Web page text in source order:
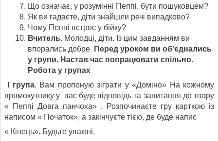
Що означає, у розумінні Пеппі, бути пошуковцем?
Як ви гадаєте, діти знайшли речі випадково?
Чому Пеппі встряє у бійку?
Вчитель. Молодці, діти. Із цим завданням ви
впорались добре. Перед уроком ви об’єднались
у групи. Настав час попрацювати спільно.
Робота у групах
І група. Вам пропоную зіграти у «Доміно» На кожному
прямокутнику у вас буде відповідь та запитання до твору
« Пеппі Довга панчоха» . Розпочинаєте гру карткою із
написом « Початок», а закінчуєте тією, де буде напис
« Кінець». Будьте уважні.